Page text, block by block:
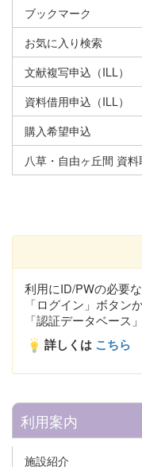
ブックマーク
お気に入り検索
文献複写申込（ILL）
資料借用申込（ILL）
購入希望申込
八草・自由ヶ丘間 資
利用にID/PWの必要
「ログイン」ボタン
「認証データベース
詳しくは こちら
利用案内
施設紹介